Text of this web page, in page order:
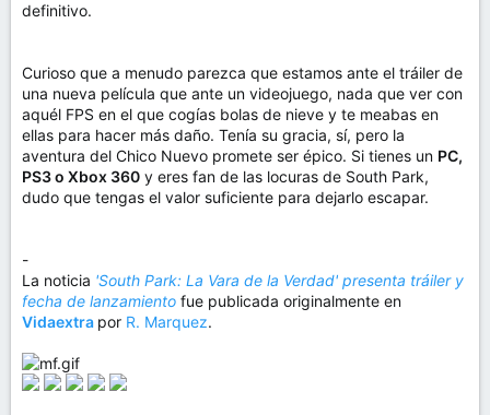
definitivo.
Curioso que a menudo parezca que estamos ante el tráiler de
una nueva película que ante un videojuego, nada que ver con
aquél FPS en el que cogías bolas de nieve y te meabas en
ellas para hacer más daño. Tenía su gracia, sí, pero la
aventura del Chico Nuevo promete ser épico. Si tienes un PC,
PS3 o Xbox 360 y eres fan de las locuras de South Park,
dudo que tengas el valor suficiente para dejarlo escapar.
-
La noticia 'South Park: La Vara de la Verdad' presenta tráiler y
fecha de lanzamiento fue publicada originalmente en
Vidaextra por R. Marquez.